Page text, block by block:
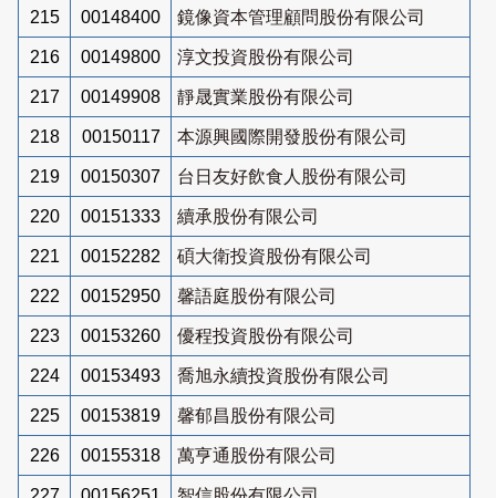
215 00148400 鏡像資本管理顧問股份有限公司
216 00149800 淳文投資股份有限公司
217 00149908 靜晟實業股份有限公司
218 00150117 本源興國際開發股份有限公司
219 00150307 台日友好飲食人股份有限公司
220 00151333 續承股份有限公司
221 00152282 碩大衛投資股份有限公司
222 00152950 馨語庭股份有限公司
223 00153260 優程投資股份有限公司
224 00153493 喬旭永續投資股份有限公司
225 00153819 馨郁昌股份有限公司
226 00155318 萬亨通股份有限公司